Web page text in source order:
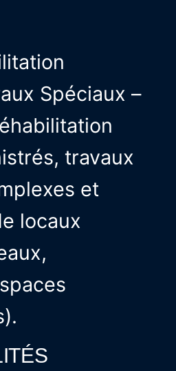
Spéciaux –
travaux
et
locaux